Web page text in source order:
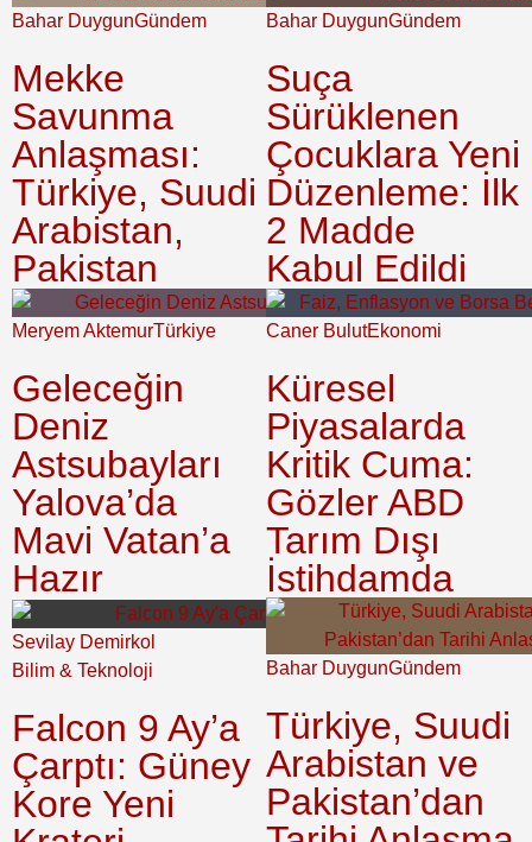
Bahar DuygunGündem
Mekke
Savunma
Anlaşması:
Türkiye, Suudi
Arabistan,
Pakistan
Bahar DuygunGündem
Suça
Sürüklenen
Çocuklara Yeni
Düzenleme: İlk
2 Madde
Kabul Edildi
Meryem AktemurTürkiye
Geleceğin
Deniz
Astsubayları
Yalova’da
Mavi Vatan’a
Hazır
Caner BulutEkonomi
Küresel
Piyasalarda
Kritik Cuma:
Gözler ABD
Tarım Dışı
İstihdamda
Sevilay Demirkol
Bilim & Teknoloji
Falcon 9 Ay’a
Çarptı: Güney
Kore Yeni
Bahar DuygunGündem
Türkiye, Suudi
Arabistan ve
Pakistan’dan